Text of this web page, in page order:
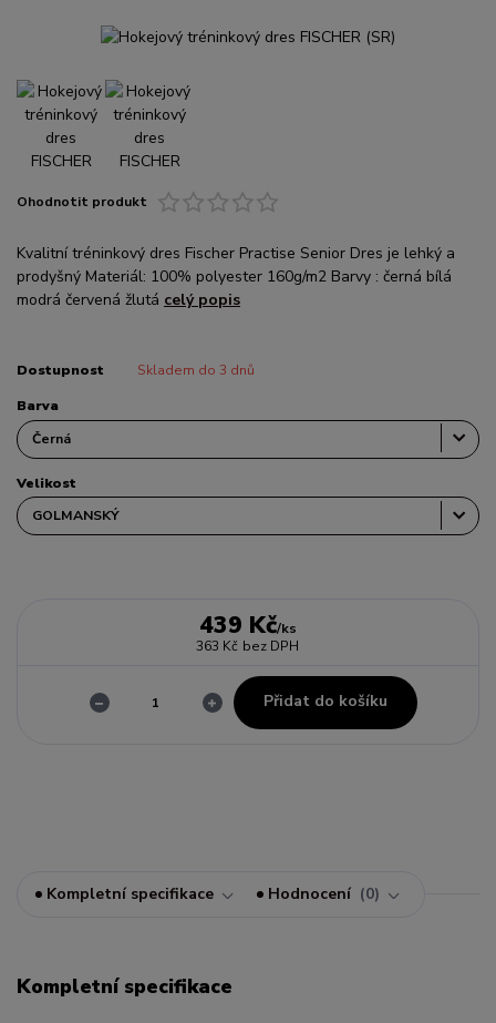
Ohodnotit produkt
Kvalitní tréninkový dres Fischer Practise Senior Dres je lehký a
prodyšný Materiál: 100% polyester 160g/m2 Barvy : černá bílá
modrá červená žlutá celý popis
Dostupnost Skladem do 3 dnů
Barva
Velikost
439 Kč/ks
363 Kč bez DPH
Přidat do košíku
Kompletní specifikace Hodnocení 0
Kompletní specifikace